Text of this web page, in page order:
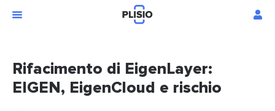
Rifacimento di EigenLayer:
EIGEN, EigenCloud e rischio